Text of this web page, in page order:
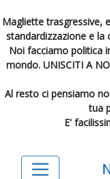
Magliette trasgressive,
standardizzazione e la
Noi facciamo politica
mondo. UNISCITI A
Al resto ci pensiamo
tua
E'